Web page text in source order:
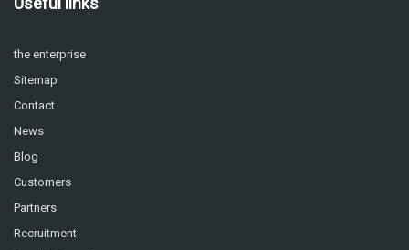
the enterprise
Sitemap
Contact
News
Blog
Customers
Partners
Recruitment